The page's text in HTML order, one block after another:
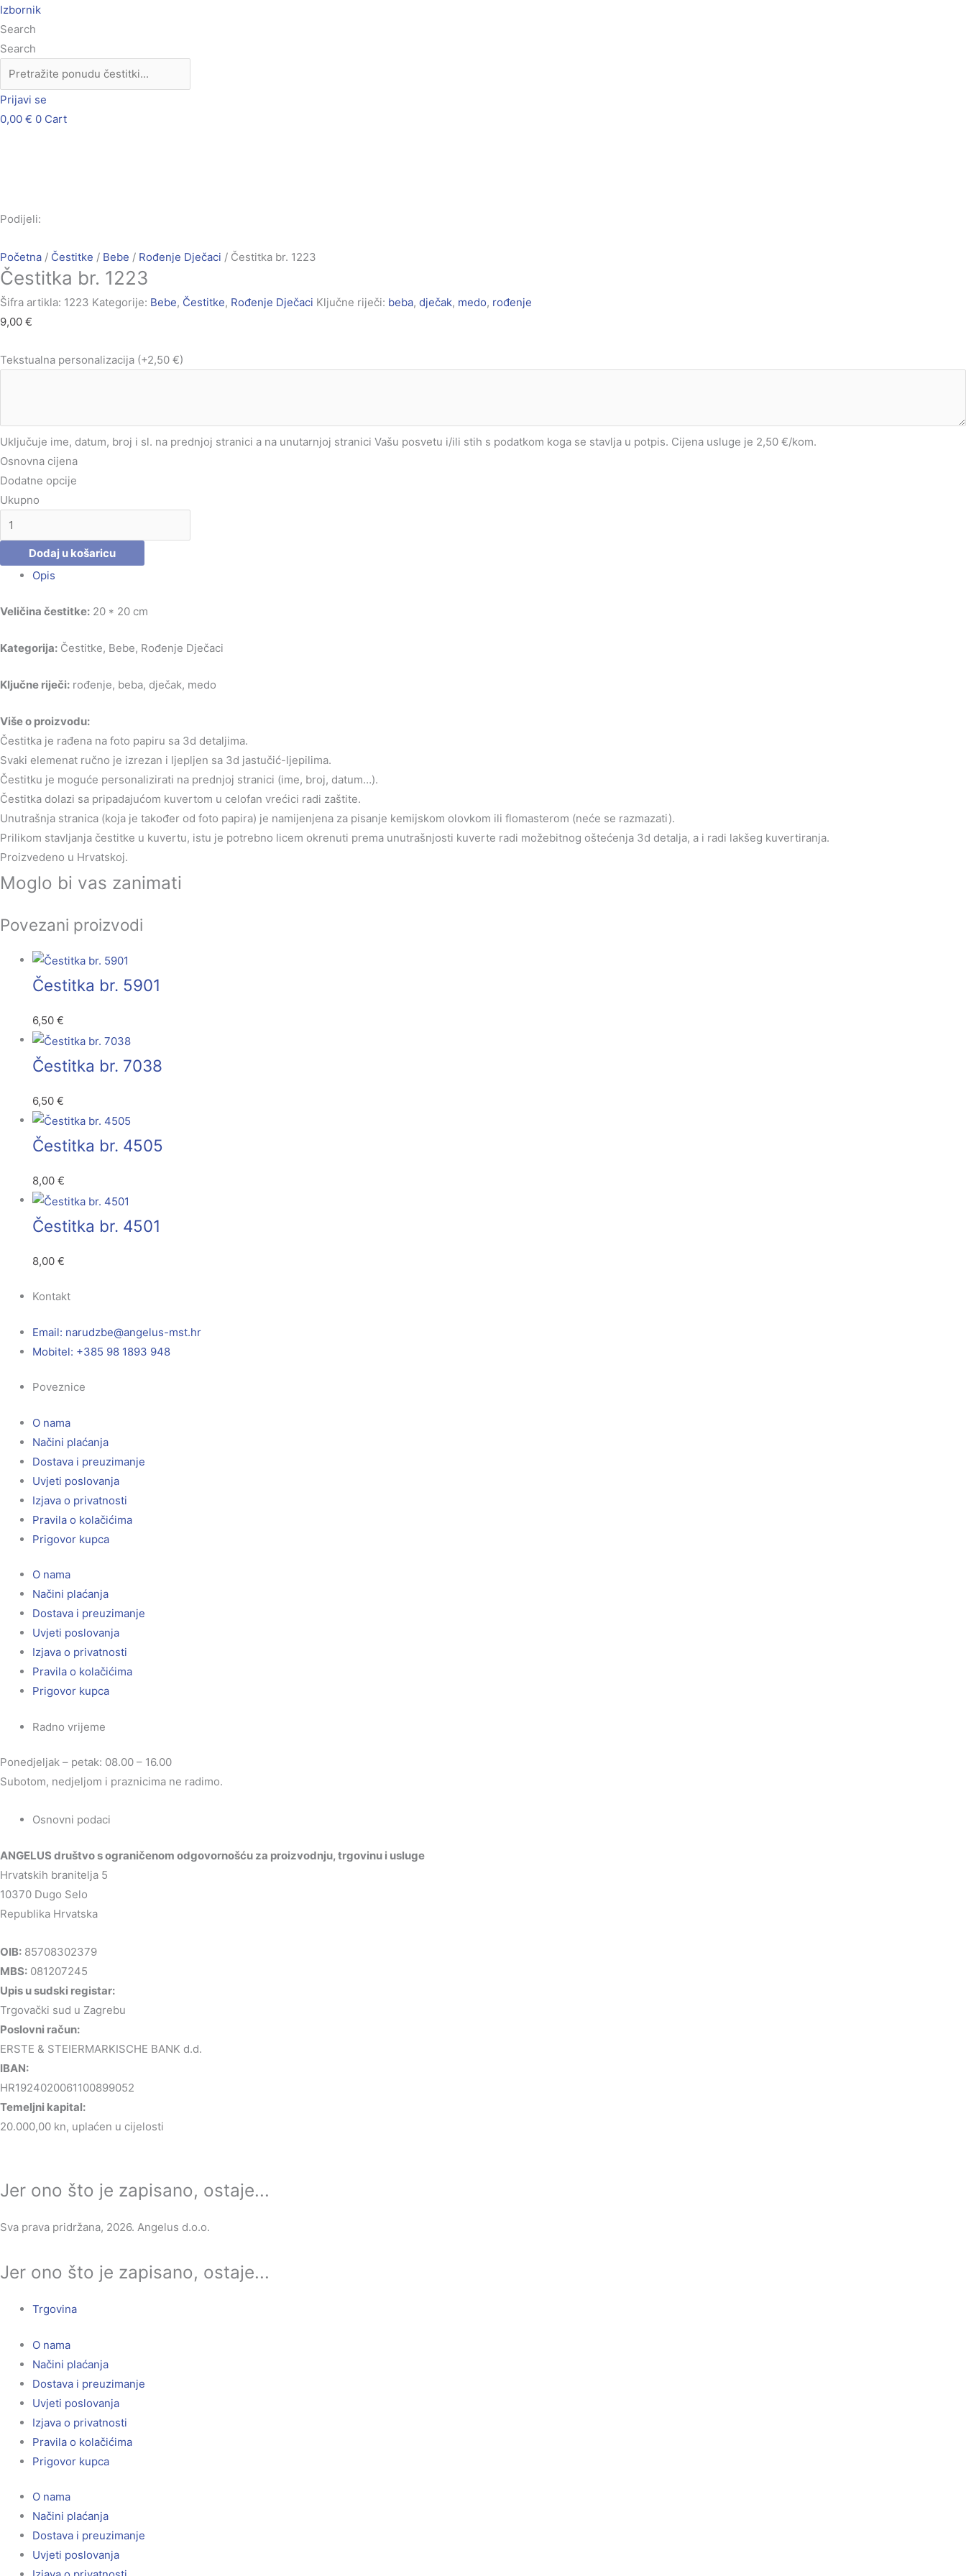
Skip
to
content
Izbornik
Search
Search
Prijavi se
0,00 € 0 Cart
Podijeli:
Početna / Čestitke / Bebe / Rođenje Dječaci / Čestitka br. 1223
Čestitka br. 1223
Šifra artikla: 1223 Kategorije: Bebe, Čestitke, Rođenje Dječaci Ključne riječi: beba, dječak, medo, rođenje
9,00 €
Tekstualna personalizacija (+2,50 €)
Uključuje ime, datum, broj i sl. na prednjoj stranici a na unutarnjoj stranici Vašu posvetu i/ili stih s podatkom koga se stavlja u potpis. Cijena usluge je 2,50 €/kom.
Osnovna cijena
Dodatne opcije
Ukupno
Čestitka
br.
1223
količina
Dodaj u košaricu
Opis
Veličina čestitke: 20 * 20 cm
Kategorija: Čestitke, Bebe, Rođenje Dječaci
Ključne riječi: rođenje, beba, dječak, medo
Više o proizvodu:
Čestitka je rađena na foto papiru sa 3d detaljima.
Svaki elemenat ručno je izrezan i ljepljen sa 3d jastučić-ljepilima.
Čestitku je moguće personalizirati na prednjoj stranici (ime, broj, datum…).
Čestitka dolazi sa pripadajućom kuvertom u celofan vrećici radi zaštite.
Unutrašnja stranica (koja je također od foto papira) je namijenjena za pisanje kemijskom olovkom ili flomasterom (neće se razmazati).
Prilikom stavljanja čestitke u kuvertu, istu je potrebno licem okrenuti prema unutrašnjosti kuverte radi možebitnog oštećenja 3d detalja, a i radi lakšeg kuvertiranja.
Proizvedeno u Hrvatskoj.
Moglo bi vas zanimati
Povezani proizvodi
Čestitka br. 5901
6,50 €
Čestitka br. 7038
6,50 €
Čestitka br. 4505
8,00 €
Čestitka br. 4501
8,00 €
Kontakt
Email: rh.tsm-sulegna
@ebzduran
Mobitel: +385 98 1893 948
Poveznice
O nama
Načini plaćanja
Dostava i preuzimanje
Uvjeti poslovanja
Izjava o privatnosti
Pravila o kolačićima
Prigovor kupca
O nama
Načini plaćanja
Dostava i preuzimanje
Uvjeti poslovanja
Izjava o privatnosti
Pravila o kolačićima
Prigovor kupca
Radno vrijeme
Ponedjeljak – petak: 08.00 – 16.00
Subotom, nedjeljom i praznicima ne radimo.
Osnovni podaci
ANGELUS društvo s ograničenom odgovornošću za proizvodnju, trgovinu i usluge
Hrvatskih branitelja 5
10370 Dugo Selo
Republika Hrvatska
OIB: 85708302379
MBS: 081207245
Upis u sudski registar:
Trgovački sud u Zagrebu
Poslovni račun:
ERSTE & STEIERMARKISCHE BANK d.d.
IBAN:
HR1924020061100899052
Temeljni kapital:
20.000,00 kn, uplaćen u cijelosti
Jer ono što je zapisano, ostaje...
Sva prava pridržana, 2026. Angelus d.o.o.
Jer ono što je zapisano, ostaje...
Trgovina
O nama
Načini plaćanja
Dostava i preuzimanje
Uvjeti poslovanja
Izjava o privatnosti
Pravila o kolačićima
Prigovor kupca
O nama
Načini plaćanja
Dostava i preuzimanje
Uvjeti poslovanja